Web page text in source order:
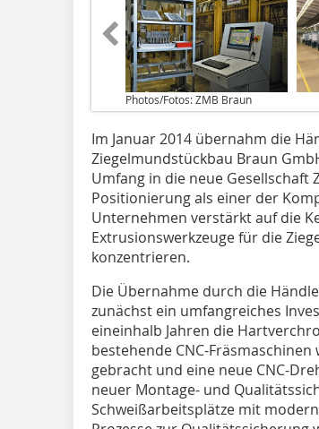
Photos/Fotos: ZMB Braun
Im Januar 2014 übernahm die
Ziegelmundstückbau Braun
Umfang in die neue Gesellschaft
Positionierung als einer der
Unternehmen verstärkt auf die
Extrusionswerkzeuge für die
konzentrieren.
Die Übernahme durch die
zunächst ein umfangreiches
eineinhalb Jahren die
bestehende CNC-
gebracht und eine neue CNC-
neuer Montage- und
Schweißarbeitsplätze mit